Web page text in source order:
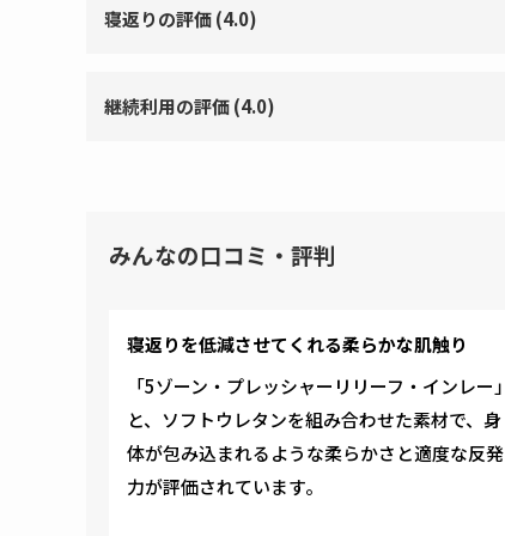
寝返りの評価 (4.0)
継続利用の評価 (4.0)
みんなの口コミ・評判
寝返りを低減させてくれる柔らかな肌触り
「5ゾーン・プレッシャーリリーフ・インレー」
と、ソフトウレタンを組み合わせた素材で、身
体が包み込まれるような柔らかさと適度な反発
力が評価されています。